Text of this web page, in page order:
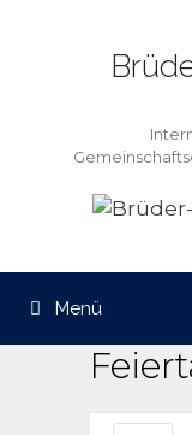
Menü